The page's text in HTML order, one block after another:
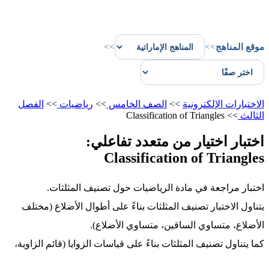
موقع المناهج>>
>>
الاختبارات الإلكترونية >> الصف الخامس >> رياضيات >> الفصل
الثالث >>
Classification of Triangles
اختبار اختيار من متعدد تفاعلي:
Classification of Triangles
اختبار مراجعة في مادة الرياضيات حول تصنيف المثلثات.
يتناول الاختبار تصنيف المثلثات بناءً على أطوال الأضلاع (مختلف
الأضلاع، متساوي الساقين، متساوي الأضلاع).
كما يتناول تصنيف المثلثات بناءً على قياسات الزوايا (قائم الزاوية،